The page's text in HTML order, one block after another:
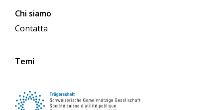
Chi siamo
Contatta
Temi